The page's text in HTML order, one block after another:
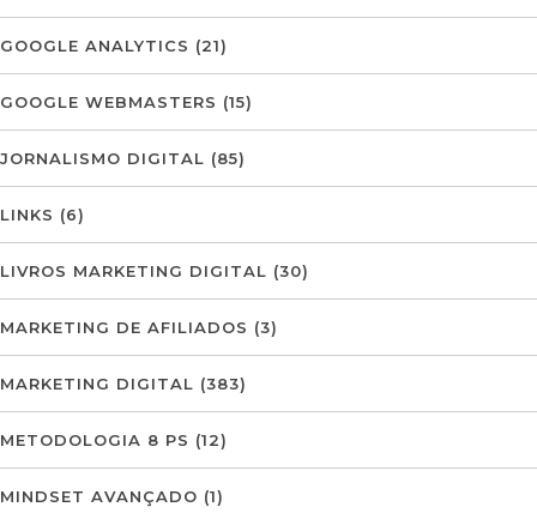
GOOGLE ANALYTICS (21)
GOOGLE WEBMASTERS (15)
JORNALISMO DIGITAL (85)
LINKS (6)
LIVROS MARKETING DIGITAL (30)
MARKETING DE AFILIADOS (3)
MARKETING DIGITAL (383)
METODOLOGIA 8 PS (12)
MINDSET AVANÇADO (1)